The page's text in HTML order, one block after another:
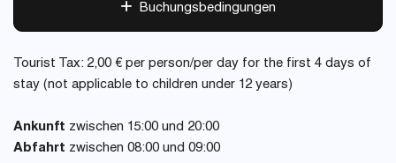
Buchungsbedingungen
Tourist Tax: 2,00 € per person/per day for the first 4 days of
stay (not applicable to children under 12 years)
Ankunft zwischen 15:00 und 20:00
Abfahrt zwischen 08:00 und 09:00